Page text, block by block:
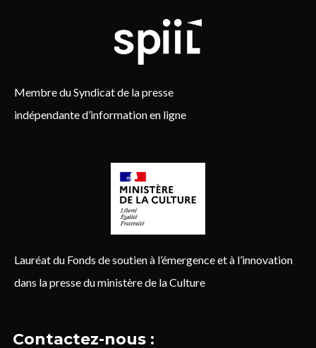
Membre du Syndicat de la presse
indépendante d’information en ligne
Lauréat du Fonds de soutien à l’émergence et à l’innovation
dans la presse du ministère de la Culture
Contactez-nous :